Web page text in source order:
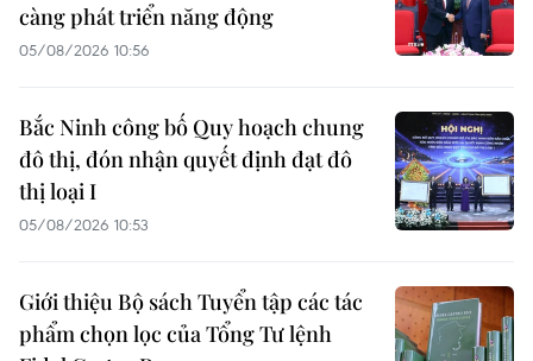
càng phát triển năng động
05/08/2026 10:56
Bắc Ninh công bố Quy hoạch chung
đô thị, đón nhận quyết định đạt đô
thị loại I
05/08/2026 10:53
Giới thiệu Bộ sách Tuyển tập các tác
phẩm chọn lọc của Tổng Tư lệnh